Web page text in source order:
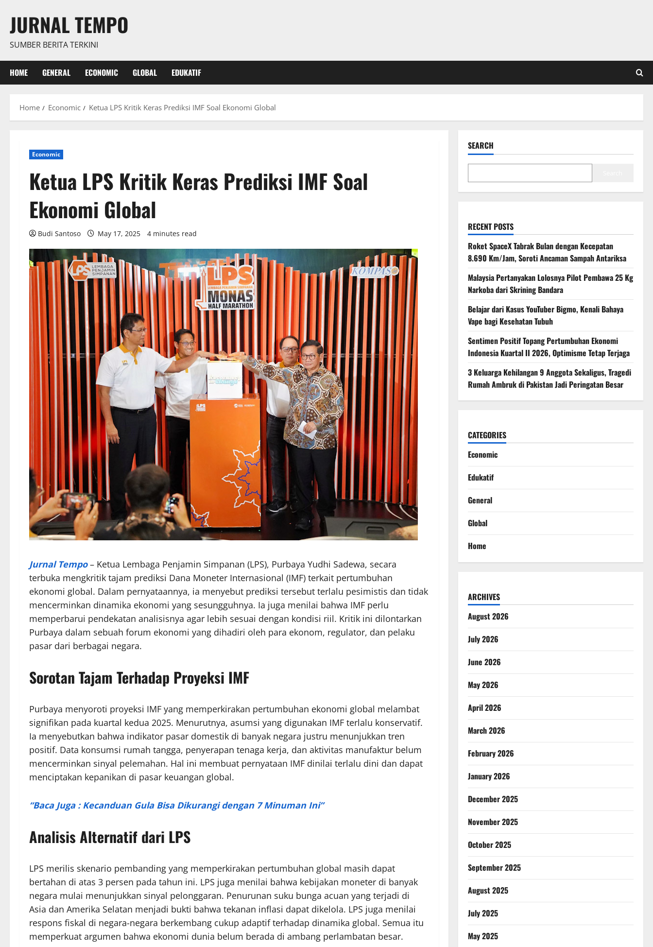
content
JURNAL TEMPO
SUMBER BERITA TERKINI
HOME GENERAL ECONOMIC GLOBAL EDUKATIF
Home Economic Ketua LPS Kritik Keras Prediksi IMF Soal Ekonomi Global
Economic
Ketua LPS Kritik Keras Prediksi IMF Soal
Ekonomi Global
Budi Santoso May 17, 2025 4 minutes read
Jurnal Tempo– Ketua Lembaga Penjamin Simpanan (LPS), Purbaya Yudhi Sadewa, secara
terbuka mengkritik tajam prediksi Dana Moneter Internasional (IMF) terkait pertumbuhan
ekonomi global. Dalam pernyataannya, ia menyebut prediksi tersebut terlalu pesimistis dan tidak
mencerminkan dinamika ekonomi yang sesungguhnya. Ia juga menilai bahwa IMF perlu
memperbarui pendekatan analisisnya agar lebih sesuai dengan kondisi riil. Kritik ini dilontarkan
Purbaya dalam sebuah forum ekonomi yang dihadiri oleh para ekonom, regulator, dan pelaku
pasar dari berbagai negara.
Sorotan Tajam Terhadap Proyeksi IMF
Purbaya menyoroti proyeksi IMF yang memperkirakan pertumbuhan ekonomi global melambat
signifikan pada kuartal kedua 2025. Menurutnya, asumsi yang digunakan IMF terlalu konservatif.
Ia menyebutkan bahwa indikator pasar domestik di banyak negara justru menunjukkan tren
positif. Data konsumsi rumah tangga, penyerapan tenaga kerja, dan aktivitas manufaktur belum
mencerminkan sinyal pelemahan. Hal ini membuat pernyataan IMF dinilai terlalu dini dan dapat
menciptakan kepanikan di pasar keuangan global.
“Baca Juga : Kecanduan Gula Bisa Dikurangi dengan 7 Minuman Ini”
Analisis Alternatif dari LPS
LPS merilis skenario pembanding yang memperkirakan pertumbuhan global masih dapat
bertahan di atas 3 persen pada tahun ini. LPS juga menilai bahwa kebijakan moneter di banyak
negara mulai menunjukkan sinyal pelonggaran. Penurunan suku bunga acuan yang terjadi di
Asia dan Amerika Selatan menjadi bukti bahwa tekanan inflasi dapat dikelola. LPS juga menilai
respons fiskal di negara-negara berkembang cukup adaptif terhadap dinamika global. Semua itu
memperkuat argumen bahwa ekonomi dunia belum berada di ambang perlambatan besar.
SEARCH
RECENT POSTS
Roket SpaceX Tabrak Bulan dengan Kecepatan
8.690 Km/Jam, Soroti Ancaman Sampah Antariksa
Malaysia Pertanyakan Lolosnya Pilot Pembawa 25 Kg
Narkoba dari Skrining Bandara
Belajar dari Kasus YouTuber Bigmo, Kenali Bahaya
Vape bagi Kesehatan Tubuh
Sentimen Positif Topang Pertumbuhan Ekonomi
Indonesia Kuartal II 2026, Optimisme Tetap Terjaga
3 Keluarga Kehilangan 9 Anggota Sekaligus, Tragedi
Rumah Ambruk di Pakistan Jadi Peringatan Besar
CATEGORIES
Economic
Edukatif
General
Global
Home
ARCHIVES
August 2026
July 2026
June 2026
May 2026
April 2026
March 2026
February 2026
January 2026
December 2025
November 2025
October 2025
September 2025
August 2025
July 2025
May 2025